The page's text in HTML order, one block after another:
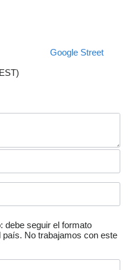
Google Street
debe seguir el formato
país. No trabajamos con este